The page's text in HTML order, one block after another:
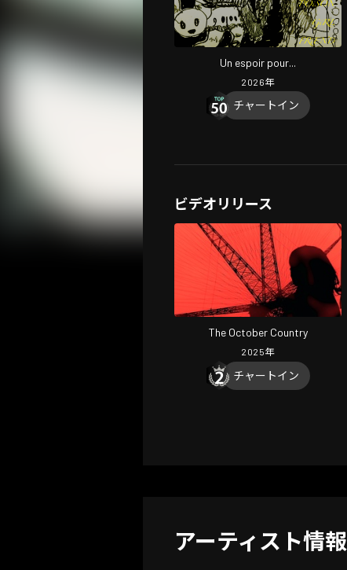
Un espoir pour...
2026年
チャートイン
ビデオリリース
The October Country
2025年
チャートイン
アーティスト情報